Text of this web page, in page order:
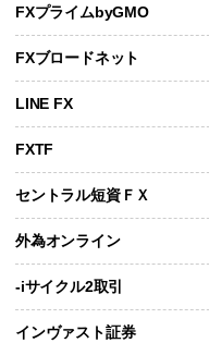
FXプライムbyGMO
FXブロードネット
LINE FX
FXTF
セントラル短資ＦＸ
外為オンライン
-iサイクル2取引
インヴァスト証券